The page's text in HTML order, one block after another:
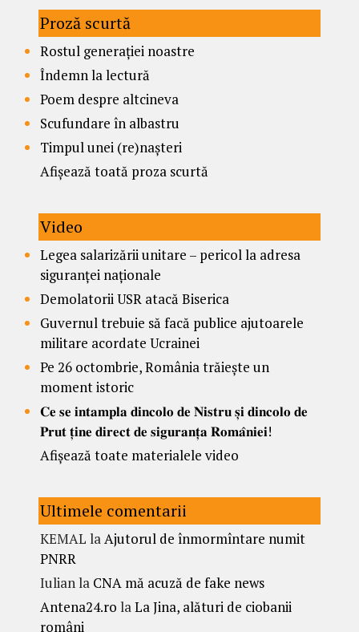
Proză scurtă
Rostul generației noastre
Îndemn la lectură
Poem despre altcineva
Scufundare în albastru
Timpul unei (re)nașteri
Afișează toată proza scurtă
Video
Legea salarizării unitare – pericol la adresa
siguranței naționale
Demolatorii USR atacă Biserica
Guvernul trebuie să facă publice ajutoarele
militare acordate Ucrainei
Pe 26 octombrie, România trăiește un
moment istoric
𝐂𝐞 𝐬𝐞 𝐢𝐧𝐭𝐚𝐦𝐩𝐥𝐚 𝐝𝐢𝐧𝐜𝐨𝐥𝐨 𝐝𝐞 𝐍𝐢𝐬𝐭𝐫𝐮 𝐬̦𝐢 𝐝𝐢𝐧𝐜𝐨𝐥𝐨 𝐝𝐞
𝐏𝐫𝐮𝐭 𝐭̦𝐢𝐧𝐞 𝐝𝐢𝐫𝐞𝐜𝐭 𝐝𝐞 𝐬𝐢𝐠𝐮𝐫𝐚𝐧𝐭̦𝐚 𝐑𝐨𝐦𝐚̂𝐧𝐢𝐞𝐢!
Afișează toate materialele video
Ultimele comentarii
KEMAL laAjutorul de înmormîntare numit
PNRR
Iulianla CNA mă acuză de fake news
Antena24.ro laLa Jina, alături de ciobanii
români